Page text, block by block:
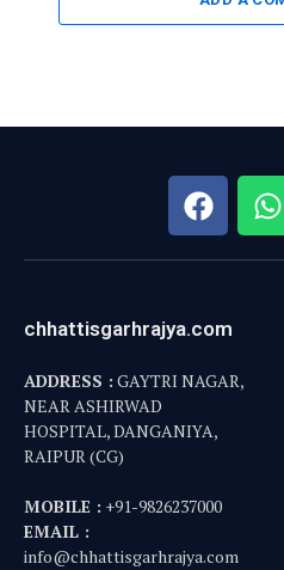
chhattisgarhrajya.com
ADDRESS : GAYTRI NAGAR,
NEAR ASHIRWAD
HOSPITAL, DANGANIYA,
RAIPUR (CG)
MOBILE : +91-9826237000
EMAIL :
info@chhattisgarhrajya.com